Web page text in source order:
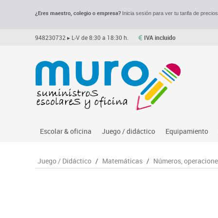
¿Eres maestro, colegio o empresa?Inicia sesión para ver tu tarifa de precios.
948230732 ▸ L-V de 8:30 a 18:30 h. IVA incluido
Escolar & oficina
Archivo
Juego / didáctico
Asociación y atención
Equipamiento
Despachos y
Muebles
Juego / Didáctico / Matemáticas / Números,